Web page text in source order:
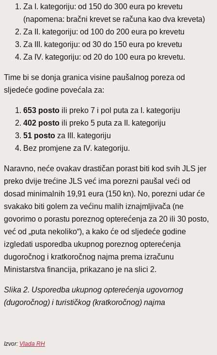
Za I. kategoriju: od 150 do 300 eura po krevetu
(napomena: bračni krevet se računa kao dva kreveta)
Za II. kategoriju: od 100 do 200 eura po krevetu
Za III. kategoriju: od 30 do 150 eura po krevetu
Za IV. kategoriju: od 20 do 100 eura po krevetu.
Time bi se donja granica visine paušalnog poreza od
sljedeće godine povećala za:
653 posto ili preko 7 i pol puta za I. kategoriju
402 posto ili preko 5 puta za II. kategoriju
51 posto za III. kategoriju
Bez promjene za IV. kategoriju.
Naravno, neće ovakav drastičan porast biti kod svih JLS jer
preko dvije trećine JLS već ima porezni paušal veći od
dosad minimalnih 19,91 eura (150 kn). No, porezni udar će
svakako biti golem za većinu malih iznajmljivača (ne
govorimo o porastu poreznog opterećenja za 20 ili 30 posto,
već od „puta nekoliko“), a kako će od sljedeće godine
izgledati usporedba ukupnog poreznog opterećenja
dugoročnog i kratkoročnog najma prema izračunu
Ministarstva financija, prikazano je na slici 2.
Slika 2. Usporedba ukupnog opterećenja ugovornog
(dugoročnog) i turističkog (kratkoročnog) najma
Izvor: Vlada RH